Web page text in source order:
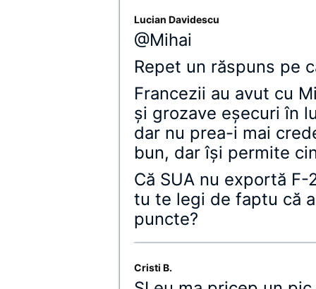
Lucian Davidescu
@Mihai
Repet un răspuns pe
Francezii au avut cu
şi grozave eşecuri în
dar nu prea-i mai
bun, dar îşi permite
Că SUA nu exportă
tu te legi de faptu că
puncte?
Cristi B.